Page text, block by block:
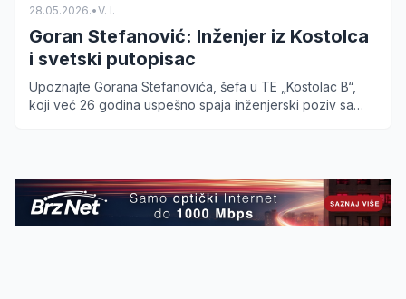
28.05.2026.•V. I.
Goran Stefanović: Inženjer iz Kostolca
i svetski putopisac
Upoznajte Gorana Stefanovića, šefa u TE „Kostolac B“,
koji već 26 godina uspešno spaja inženjerski poziv sa